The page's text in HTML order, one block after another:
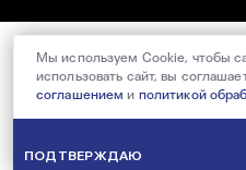
Мы используем Cookie, чтобы
использовать сайт, вы
соглашением и политикой
ПОДТВЕРЖДАЮ